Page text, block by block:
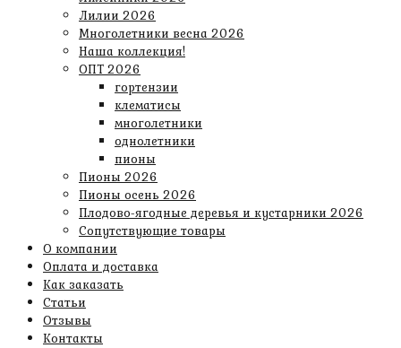
Лилии 2026
Многолетники весна 2026
Наша коллекция!
ОПТ 2026
гортензии
клематисы
многолетники
однолетники
пионы
Пионы 2026
Пионы осень 2026
Плодово-ягодные деревья и кустарники 2026
Сопутствующие товары
О компании
Оплата и доставка
Как заказать
Статьи
Отзывы
Контакты